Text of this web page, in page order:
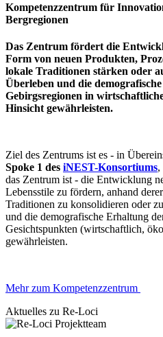
Kompetenzzentrum für
Bergregionen
Das Zentrum fördert die
Form von neuen Produkten,
lokale Traditionen stärken oder
Überleben und die
Gebirgsregionen in
Hinsicht gewährleisten.
Ziel des Zentrums ist es - in
Spoke 1 des iNEST-Konsortiums,
das Zentrum ist - die Entwicklung
Lebensstile zu fördern, anhand
Traditionen zu konsolidieren oder
und die demografische Erhaltung
Gesichtspunkten (wirtschaftlich,
gewährleisten.
Mehr zum Kompetenzzentrum
Aktuelles zu Re-Loci